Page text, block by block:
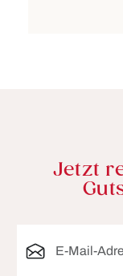
Jetzt